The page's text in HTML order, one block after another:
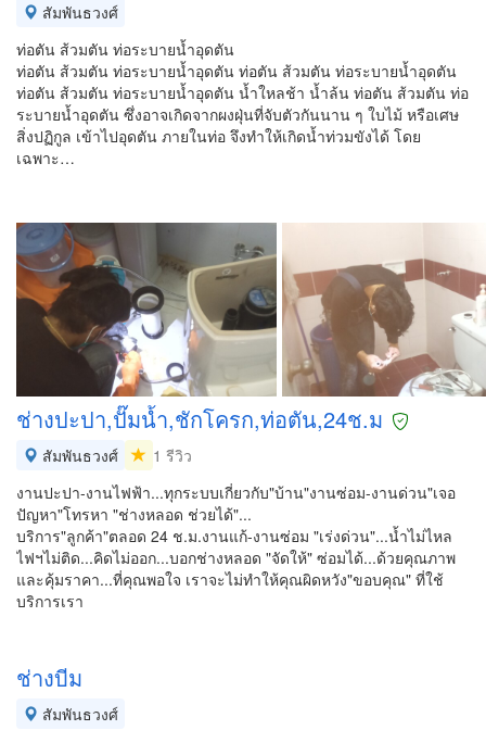
สัมพันธวงศ์
ท่อตัน ส้วมตัน ท่อระบายน้ำอุดตัน
ท่อตัน ส้วมตัน ท่อระบายน้ำอุดตัน ท่อตัน ส้วมตัน ท่อระบายน้ำอุดตัน
ท่อตัน ส้วมตัน ท่อระบายน้ำอุดตัน น้ำใหลช้า น้ำล้น ท่อตัน ส้วมตัน ท่อ
ระบายน้ำอุดตัน ซึ่งอาจเกิดจากผงฝุ่นที่จับตัวกันนาน ๆ ใบไม้ หรือเศษ
สิ่งปฏิกูล เข้าไปอุดตัน ภายในท่อ จึงทำให้เกิดน้ำท่วมขังได้ โดย
เฉพาะ…
ช่างปะปา,ปั๊มน้ำ,ชักโครก,ท่อตัน,24ช.ม
สัมพันธวงศ์
1 รีวิว
งานปะปา-งานไฟฟ้า...ทุกระบบเกี่ยวกับ"บ้าน"งานซ่อม-งานด่วน"เจอ
ปัญหา"โทรหา "ช่างหลอด ช่วยได้"...
บริการ"ลูกค้า"ตลอด 24 ช.ม.งานแก้-งานซ่อม "เร่งด่วน"...น้ำไม่ไหล
ไฟฯไม่ติด...คิดไม่ออก...บอกช่างหลอด "จัดให้" ซ่อมได้...ด้วยคุณภาพ
และคุ้มราคา...ที่คุณพอใจ เราจะไม่ทำให้คุณผิดหวัง"ขอบคุณ" ที่ใช้
บริการเรา
ช่างบีม
สัมพันธวงศ์